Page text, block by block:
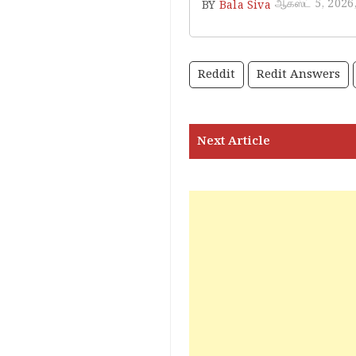
BY Bala Siva ஆகஸ்ட் 5,
Reddit Redit Answers